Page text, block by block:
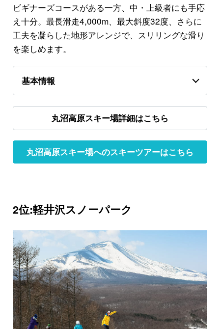
ビギナーズコースがある一方、中・上級者にも手応
え十分。最長滑走4,000m、最大斜度32度、さらに
工夫を凝らした地形アレンジで、スリリングな滑り
を楽しめます。
基本情報
丸沼高原スキー場詳細はこちら
丸沼高原スキー場へのスキーツアーはこちら
2位:軽井沢スノーパーク